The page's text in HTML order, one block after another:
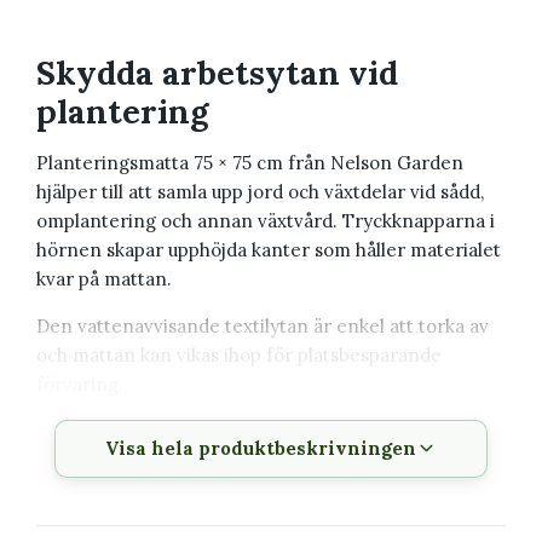
Skydda arbetsytan vid
plantering
Planteringsmatta 75 × 75 cm från Nelson Garden
hjälper till att samla upp jord och växtdelar vid sådd,
omplantering och annan växtvård. Tryckknapparna i
hörnen skapar upphöjda kanter som håller materialet
kvar på mattan.
Den vattenavvisande textilytan är enkel att torka av
och mattan kan vikas ihop för platsbesparande
75 × 75 cm
Visa hela produktbeskrivningen